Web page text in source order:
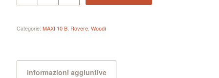
Categorie: MAXI 10 B, Rovere, Woodì
Informazioni aggiuntive